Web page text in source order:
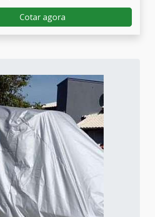
Cotar agora